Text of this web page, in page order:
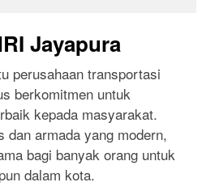
Jayapura
perusahaan transportasi
berkomitmen untuk
kepada masyarakat.
dan armada yang modern,
bagi banyak orang untuk
dalam kota.